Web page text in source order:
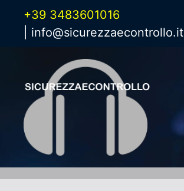
contenuto
+39 3483601016
info@sicurezzaecontrollo.it